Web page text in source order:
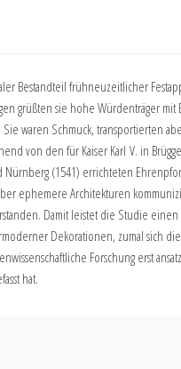
Bestandteil frühneuzeitlicher
grüßten sie hohe Würdenträger mit
waren Schmuck, transportierten
von den für Kaiser Karl V. in
Nürnberg (1541) errichteten
ephemere Architekturen
Damit leistet die Studie einen
Dekorationen, zumal sich die
Forschung erst
hat.